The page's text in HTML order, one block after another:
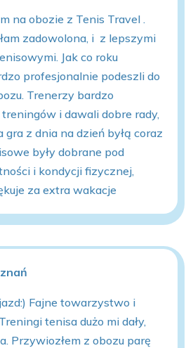
na obozie z Tenis Travel .
zadowolona, i z lepszymi
Jak co roku
profesjonalnie podeszli do
Trenerzy bardzo
treningów i dawali dobre rady,
gra z dnia na dzień byłą coraz
były dobrane pod
i kondycji fizycznej,
za extra wakacje
Fajne towarzystwo i
tenisa dużo mi dały,
Przywiozłem z obozu parę